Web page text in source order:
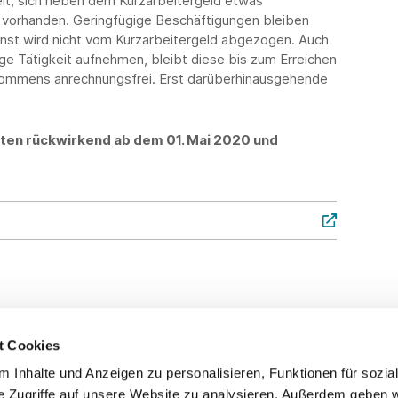
Cookies
Inhalte und Anzeigen zu personalisieren, Funktionen für
Zugriffe auf unsere Website zu analysieren. Außerdem geben
Geringfügige Beschäftigungen bleiben
wird nicht vom Kurzarbeitergeld abgezogen. Auch
Tätigkeit aufnehmen, bleibt diese bis zum Erreichen
anrechnungsfrei. Erst darüberhinausgehende
rückwirkend ab dem 01. Mai 2020 und
Service